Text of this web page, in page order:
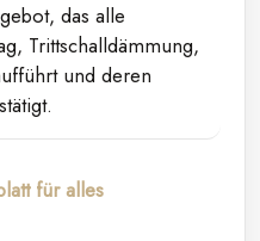
das alle
Trittschalldämmung,
und deren
für alles